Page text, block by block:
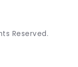
Reserved.